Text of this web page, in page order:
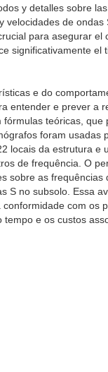
y detalles sobre
de ondas
para asegurar el
significativamente el
e do
entender e prever a
teóricas, que
foram usadas
locais da estrutura e
de frequência. O
sobre as frequências
S no subsolo. Essa
com os
e os custos